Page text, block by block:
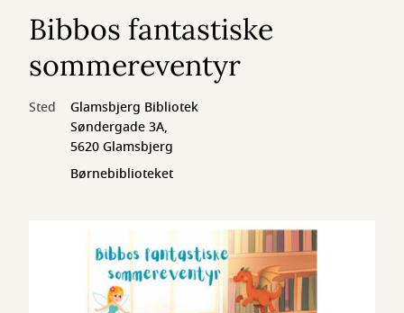
Bibbos fantastiske
sommereventyr
Sted
Glamsbjerg Bibliotek
Søndergade 3A,
5620 Glamsbjerg
Børnebiblioteket